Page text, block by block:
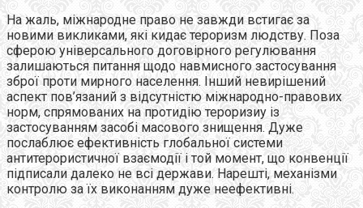
На жаль, міжнародне право не завжди встигає за
новими викликами, які кидає тероризм людству. Поза
сферою універсального договірного регулювання
залишаються питання щодо навмисного застосування
зброї проти мирного населення. Інший невирішений
аспект пов’язаний з відсутністю міжнародно-правових
норм, спрямованих на протидію тероризиу із
застосуванням засобі масового знищення. Дуже
послаблює ефективність глобальної системи
антитерористичної взаємодії і той момент, що конвенції
підписали далеко не всі держави. Нарешті, механізми
контролю за їх виконанням дуже неефективні.